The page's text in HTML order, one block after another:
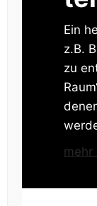
Ein
z.B.
zu
mehr